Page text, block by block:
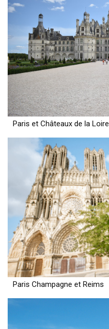
Paris et Châteaux de la Loire
Paris Champagne et Reims